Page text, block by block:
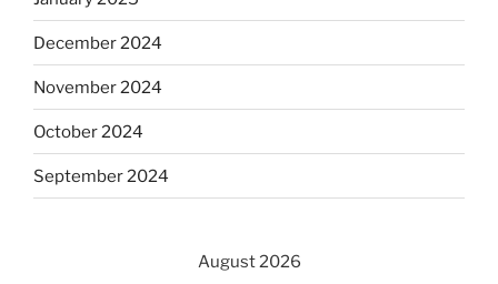
December 2024
November 2024
October 2024
September 2024
August 2026